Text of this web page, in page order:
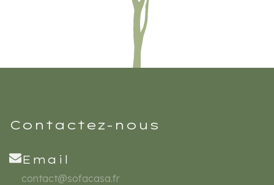
Contactez-nous
Email
contact@sofacasa.fr